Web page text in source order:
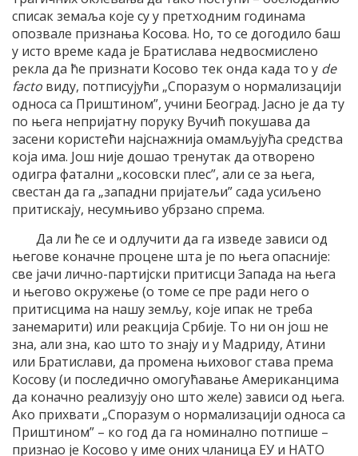
списак земаља које су у претходним годинама
опозвале признања Косова. Но, то се догодило баш
у исто време када је Братислава недвосмислено
рекла да ће признати Косово тек онда када то у de
facto виду, потписујући „Споразум о нормализацији
односа са Приштином”, учини Београд. Јасно је да ту
по њега непријатну поруку Вучић покушава да
засени користећи најснажнија омамљујућа средства
која има. Још није дошао тренутак да отворено
одигра фатални „косовски плес”, али се за њега,
свестан да га „западни пријатељи” сада усиљено
притискају, несумњиво убрзано спрема.
Да ли ће се и одлучити да га изведе зависи од
његове коначне процене шта је по њега опасније:
све јачи лично-партијски притисци Запада на њега
и његово окружење (о томе се пре ради него о
притисцима на нашу земљу, које ипак не треба
занемарити) или реакција Србије. То ни он још не
зна, али зна, као што то знају и у Мадриду, Атини
или Братислави, да промена њиховог става према
Косову (и последично омогућавање Американцима
да коначно реализују оно што желе) зависи од њега.
Ако прихвати „Споразум о нормализацији односа са
Приштином” – ко год да га номинално потпише –
признао је Косово у име оних чланица ЕУ и НАТО